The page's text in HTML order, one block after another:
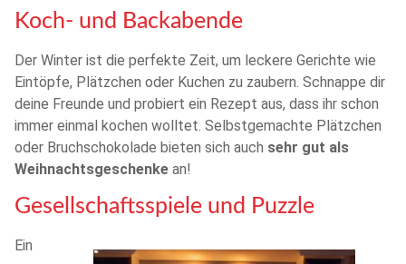
Koch- und Backabende
Der Winter ist die perfekte Zeit, um leckere Gerichte wie
Eintöpfe, Plätzchen oder Kuchen zu zaubern. Schnappe dir
deine Freunde und probiert ein Rezept aus, dass ihr schon
immer einmal kochen wolltet. Selbstgemachte Plätzchen
oder Bruchschokolade bieten sich auch sehr gut als
Weihnachtsgeschenke an!
Gesellschaftsspiele und Puzzle
Ein